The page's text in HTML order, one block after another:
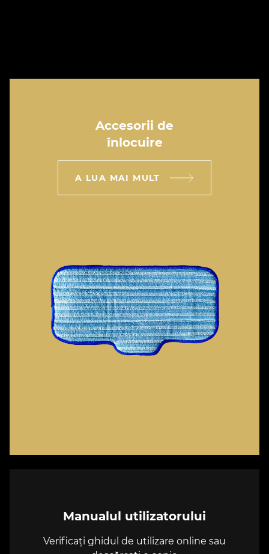
Accesorii de
înlocuire
A LUA MAI MULT
Manualul utilizatorului
Verificați ghidul de utilizare online sau